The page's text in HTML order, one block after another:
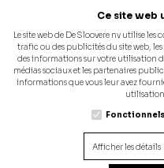
Conception du site
Politique en
Politique
Ce site web
Le site web de De Sloovere nv utilise
trafic ou des publicités du site web,
des informations sur votre utilisation
médias sociaux et les partenaires
informations que vous leur avez
utilisation
Fonctionnels
Afficher les détails